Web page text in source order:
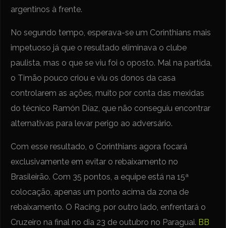
argentinos à frente.
No segundo tempo, esperava-se um Corinthians mais
impetuoso já que o resultado eliminava o clube
paulista, mas o que se viu foi o oposto. Mal na partida,
o Timão pouco criou e viu os donos da casa
controlarem as ações, muito por conta das mexidas
do técnico Ramón Díaz, que não conseguiu encontrar
alternativas para levar perigo ao adversário.
Com esse resultado, o Corinthians agora focará
exclusivamente em evitar o rebaixamento no
Brasileirão. Com 35 pontos, a equipe está na 15ª
colocação, apenas um ponto acima da zona de
rebaixamento. O Racing, por outro lado, enfrentará o
Cruzeiro na final no dia 23 de outubro no Paraguai. BB